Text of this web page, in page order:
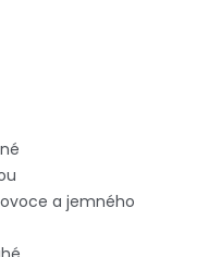
a jemného